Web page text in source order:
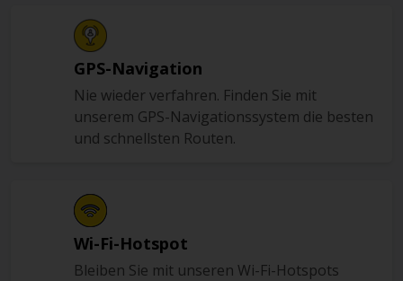
GPS-Navigation
Nie wieder verfahren. Finden Sie mit
unserem GPS-Navigationssystem die besten
und schnellsten Routen.
Wi-Fi-Hotspot
Bleiben Sie mit unseren Wi-Fi-Hotspots